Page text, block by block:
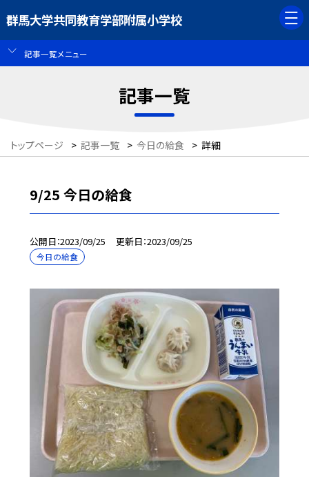
群馬大学共同教育学部附属小学校
記事一覧メニュー
記事一覧
トップページ > 記事一覧 > 今日の給食 > 詳細
9/25 今日の給食
公開日 2023/09/25 更新日 2023/09/25
今日の給食